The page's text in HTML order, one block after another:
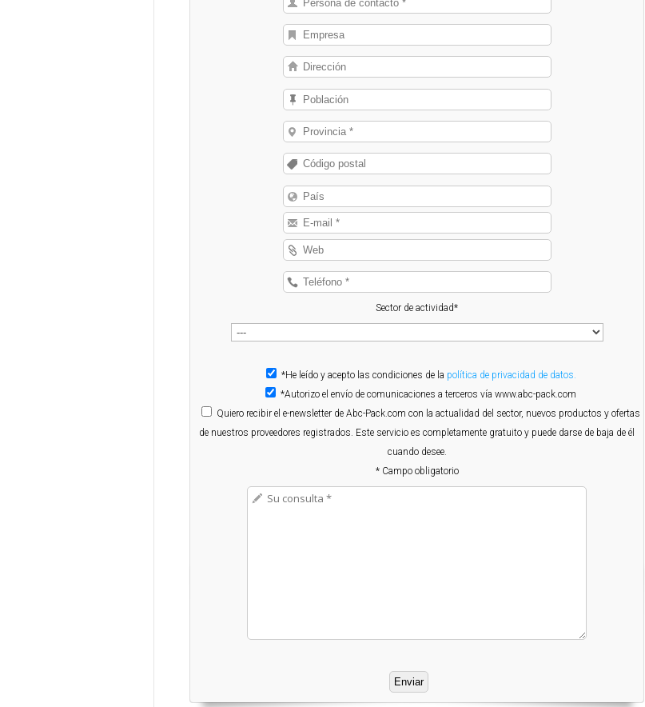
Sector de actividad*
*He leído y acepto las condiciones de la política de privacidad de datos.
*Autorizo el envío de comunicaciones a terceros vía www.abc-pack.com
Quiero recibir el e-newsletter de Abc-Pack.com con la actualidad del sector, nuevos productos y ofertas
de nuestros proveedores registrados. Este servicio es completamente gratuito y puede darse de baja de él
cuando desee.
* Campo obligatorio